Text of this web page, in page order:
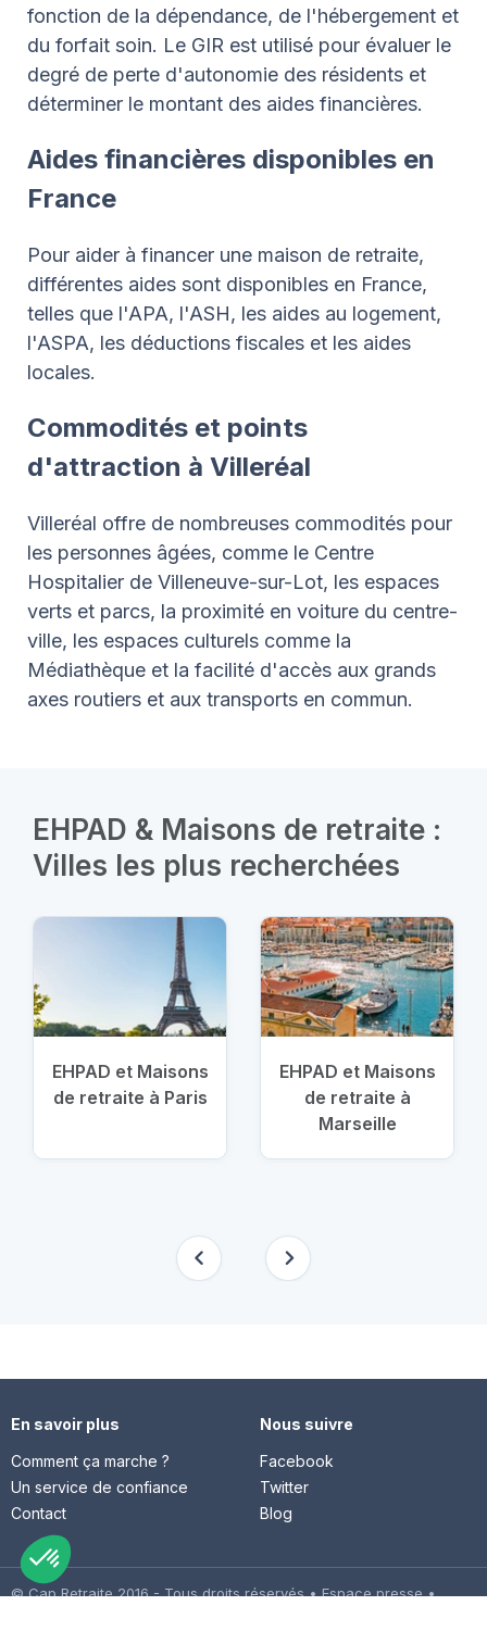
fonction de la dépendance, de l'hébergement et
du forfait soin. Le GIR est utilisé pour évaluer le
degré de perte d'autonomie des résidents et
déterminer le montant des aides financières.
Aides financières disponibles en
France
Pour aider à financer une maison de retraite,
différentes aides sont disponibles en France,
telles que l'APA, l'ASH, les aides au logement,
l'ASPA, les déductions fiscales et les aides
locales.
Commodités et points
d'attraction à Villeréal
Villeréal offre de nombreuses commodités pour
les personnes âgées, comme le Centre
Hospitalier de Villeneuve-sur-Lot, les espaces
verts et parcs, la proximité en voiture du centre-
ville, les espaces culturels comme la
Médiathèque et la facilité d'accès aux grands
axes routiers et aux transports en commun.
EHPAD & Maisons de retraite :
Villes les plus recherchées
EHPAD et Maisons
de retraite à Paris
EHPAD et Maisons
de retraite à
Marseille
En savoir plus
Comment ça marche ?
Un service de confiance
Contact
Nous suivre
Facebook
Twitter
Blog
© Cap Retraite 2016 - Tous droits réservés •Espace presse•